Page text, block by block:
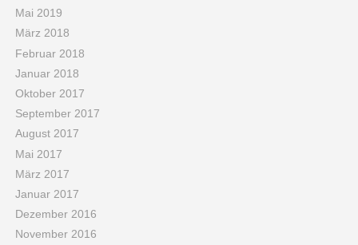
Mai 2019
März 2018
Februar 2018
Januar 2018
Oktober 2017
September 2017
August 2017
Mai 2017
März 2017
Januar 2017
Dezember 2016
November 2016